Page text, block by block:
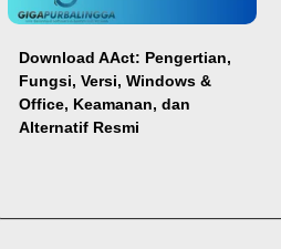
Download AAct: Pengertian,
Fungsi, Versi, Windows &
Office, Keamanan, dan
Alternatif Resmi